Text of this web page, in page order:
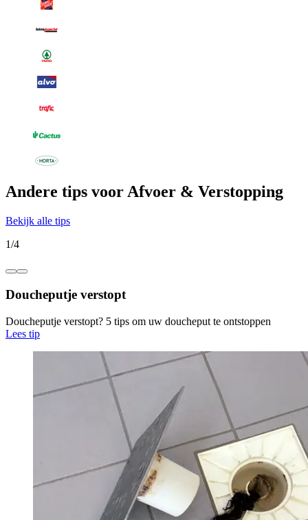
Andere tips voor Afvoer & Verstopping
Bekijk alle tips
1/4
Doucheputje verstopt
Doucheputje verstopt? 5 tips om uw doucheput te ontstoppen
Lees tip